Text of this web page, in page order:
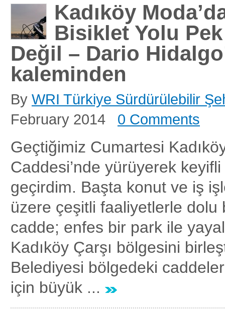
Kadıköy
Bisiklet Yolu Pek
Değil – Dario
kaleminden
By WRI Türkiye Sürdürülebilir
February 2014
0 Comments
Geçtiğimiz Cumartesi
Caddesi’nde yürüyerek
geçirdim. Başta konut ve iş
üzere çeşitli faaliyetlerle dolu
cadde; enfes bir park ile
Kadıköy Çarşı bölgesini
Belediyesi bölgedeki
için büyük ...